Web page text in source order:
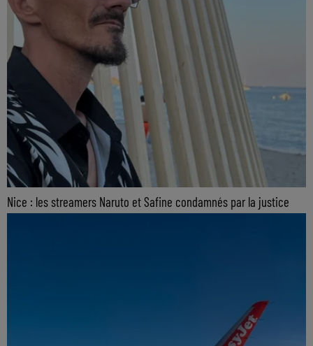
Nice : les streamers Naruto et Safine condamnés par la justice